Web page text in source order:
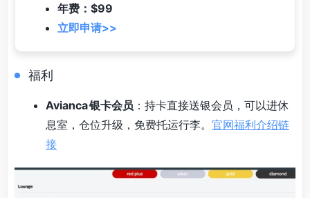
年费：$99
立即申请>>
福利
Avianca 银卡会员 ：持卡直接送银会员，可以进休
息室，仓位升级，免费托运行李。 官网福利介绍链
接